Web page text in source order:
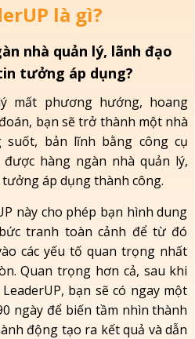
mất phương hướng, hoang
bạn sẽ trở thành một nhà
bản lĩnh bằng công cụ
được hàng ngàn nhà quản lý,
áp dụng thành công.
là gì?
này cho phép bạn hình dung
tranh toàn cảnh để từ đó
các yếu tố quan trọng nhất
Quan trọng hơn cả, sau khi
bạn sẽ có ngay một
ngày để biến tầm nhìn thành
động tạo ra kết quả và dẫn
nhà quản lý, lãnh đạo
tưởng áp dụng?